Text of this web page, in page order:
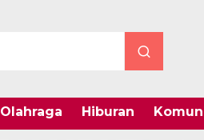
Olahraga Hiburan